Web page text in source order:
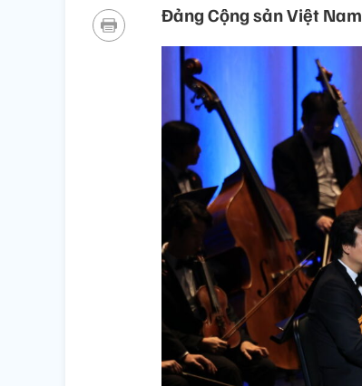
Đảng Cộng sản Việt